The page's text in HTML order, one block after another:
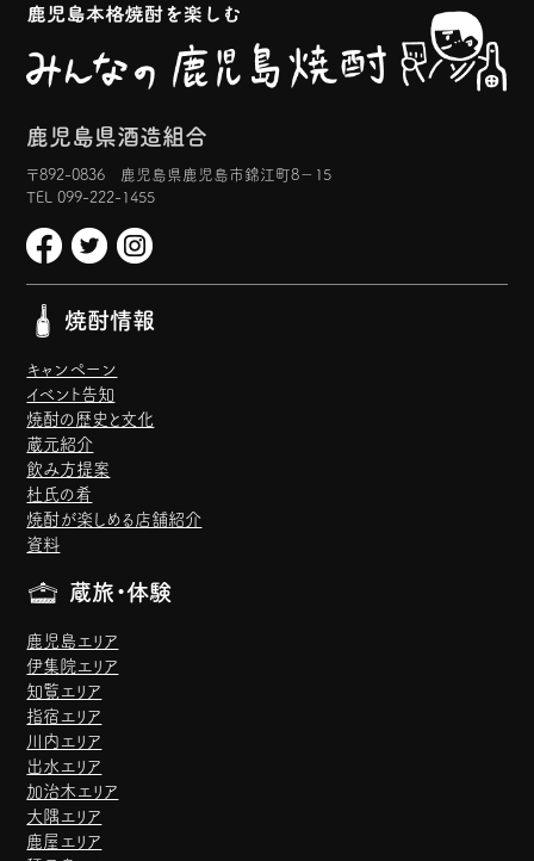
鹿児島県酒造組合
〒892-0836 鹿児島県鹿児島市錦江町8−15
TEL 099-222-1455
焼酎情報
キャンペーン
イベント告知
焼酎の歴史と文化
蔵元紹介
飲み方提案
杜氏の肴
焼酎が楽しめる店舗紹介
資料
蔵旅・体験
鹿児島エリア
伊集院エリア
知覧エリア
指宿エリア
川内エリア
出水エリア
加治木エリア
大隅エリア
鹿屋エリア